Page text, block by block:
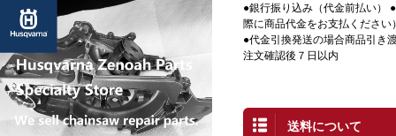
●銀行振り込み（代金前払い）
際に商品代金をお支払ください
●代金引換発送の場合商品引き
注文確認後７日以内
送料について